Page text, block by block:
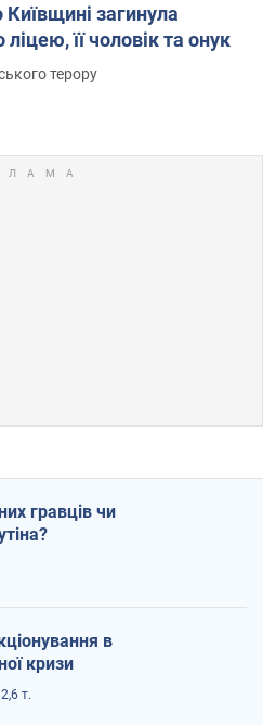
загинула
її чоловік та онук
терору
гравців чи
в
кризи
т.